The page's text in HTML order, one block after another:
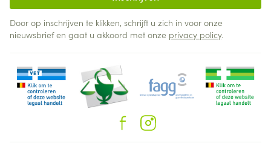
Door op inschrijven te klikken, schrijft u zich in voor onze
nieuwsbrief en gaat u akkoord met onze privacy policy.